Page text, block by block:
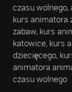
czasu
kurs animatora
zabaw, kurs
katowice, kurs
dziecięcego,
animatora
czasu wolnego